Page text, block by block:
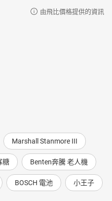
由飛比價格提供的資訊
Marshall Stanmore III
糖 Benten奔騰 老人機
BOSCH 電池 小王子